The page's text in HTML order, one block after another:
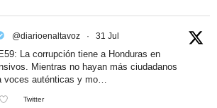
@diarioenaltavoz · 31 Jul
: La corrupción tiene a Honduras en
Mientras no hayan más ciudadanos
voces auténticas y mo…
Twitter